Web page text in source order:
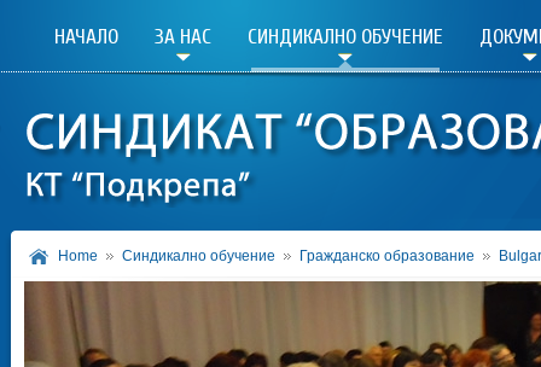
НАЧАЛО ЗА НАС СИНДИКАЛНО ОБУЧЕНИЕ
Home Синдикално обучение Гражданско образование